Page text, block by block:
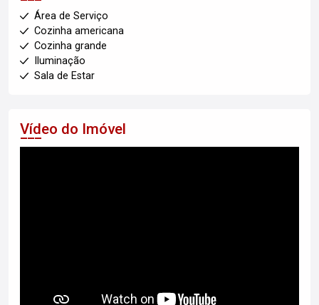
Área de Serviço
Cozinha americana
Cozinha grande
Iluminação
Sala de Estar
Vídeo do Imóvel